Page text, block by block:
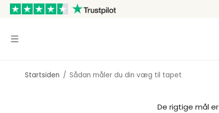
Startsiden / Sådan måler du din væg til tapet
De rigtige mål er